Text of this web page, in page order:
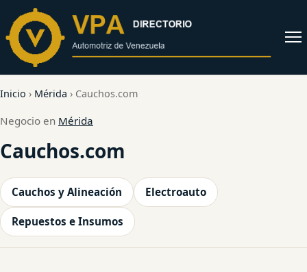
contenido
Abrir
Inicio › Mérida › Cauchos.com
Negocio en Mérida
Cauchos.com
Cauchos y Alineación Electroauto
Repuestos e Insumos